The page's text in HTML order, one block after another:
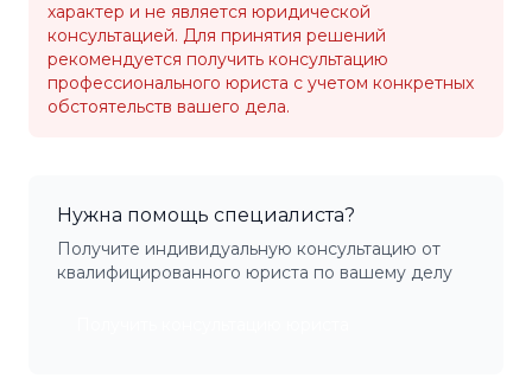
характер и не является юридической
консультацией. Для принятия решений
рекомендуется получить консультацию
профессионального юриста с учетом конкретных
обстоятельств вашего дела.
Нужна помощь специалиста?
Получите индивидуальную консультацию от
квалифицированного юриста по вашему делу